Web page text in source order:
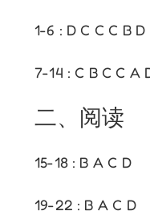
1-6 : D C C C B D
7-14 : C B C C A
二、阅读
15-18 : B A C D
19-22 : B A C D